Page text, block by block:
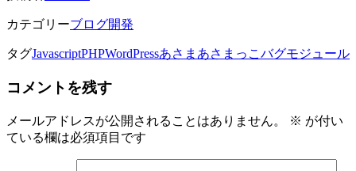
カテゴリーブログ開発
タグJavascriptPHPWordPressあさま あさまっこ バグモジュール
コメントを残す
メールアドレスが公開されることはありません。 ※ が付い
ている欄は必須項目です